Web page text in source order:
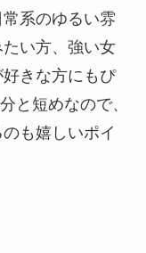
系のゆるい雰
い方、強い女
きな方にもぴ
と短めなので、
も嬉しいポイ